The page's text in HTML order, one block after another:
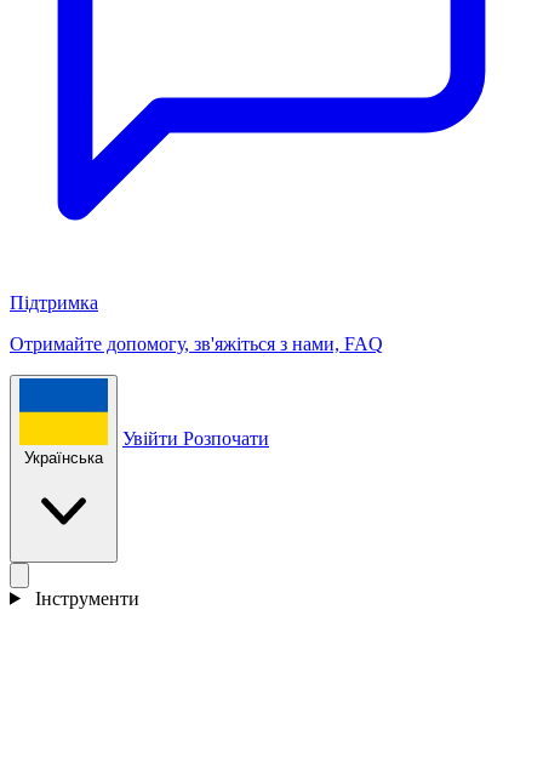
Підтримка
Отримайте допомогу, зв'яжіться з нами, FAQ
Українська
Увійти Розпочати
Інструменти